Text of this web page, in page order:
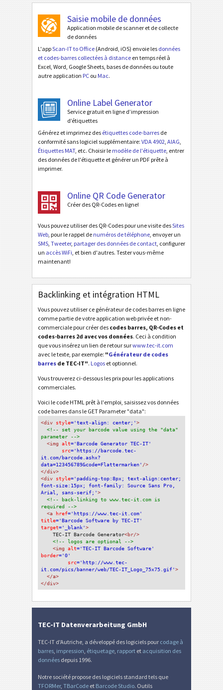
Saisie mobile de données
Application mobile de scanner et de collecte
de données
L'appScan-IT to Office (Android, iOS) envoie les données
et codes-barres collectées à distance en temps réel à
Excel, Word, Google Sheets, bases de données ou toute
autre application PC ou Mac.
Online Label Generator
Service gratuit en ligne d’impression
d’étiquettes
Générez et imprimez des étiquettes code-barres de
conformité sans logiciel supplémentaire: VDA 4902 AIAG
Étiquettes MAT, etc. Choisir le modèle de l'étiquette , entrer
des données de l'étiquette et générer un PDF prête à
imprimer.
Online QR Code Generator
Créer des QR-Codes en ligne!
Vous pouvez utiliser des QR-Codes pour une visite desSites
Web , pour le rappel de numéros de téléphone , envoyer un
SMS Tweeter, partager des données de contact , configurer
un accès WiFi , et bien d'autres. Tester vous-même
maintenant!
Backlinking et intégration HTML
Vous pouvez utiliser ce générateur de codes barres en ligne
comme partie de votre application web privée et non-
commerciale pour créer des codes barres, QR-Codes et
codes-barres 2d avec vos données. Ceci à condition
que vous insérez un lien de retour surwww.tec-it.com
avec le texte, par exemple: "Générateur de codes
barres de TEC-IT". Logos et optionnel.
Vous trouverez ci-dessous les prix pour les applications
commerciales.
Voici le code HTML prêt à l'emploi, saisissez vos données
code barres dans le GET Parameter "data":
<div style='text-align: center;'>
<!-- set your barcode value using the "data"
parameter -->
<img alt='Barcode Generator TEC-IT'
src='https://barcode.tec-
it.com/barcode.ashx?
data=123456789&code=Flattermarken' />
</div>
<div style='padding-top:8px; text-align:center;
font-size:15px; font-family: Source Sans Pro,
Arial, sans-serif;'>
<!-- back-linking to www.tec-it.com is
required -->
<a href='https://www.tec-it.com'
title='Barcode Software by TEC-IT'
target='_blank'>
TEC-IT Barcode Generator<br/>
<!-- logos are optional -->
<img alt='TEC-IT Barcode Software'
border='0'
src='http://www.tec-
it.com/pics/banner/web/TEC-IT_Logo_75x75.gif'>
</a>
</div>
TEC-IT Datenverarbeitung GmbH
TEC-IT d'Autriche, a développé des logiciels pour codage à
barres impression étiquetage rapport et acquisition des
données depuis 1996.
Notre société propose des logiciels standard tels que
TFORMer, TBarCode et Barcode Studio. Outils